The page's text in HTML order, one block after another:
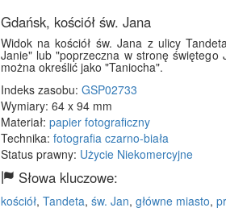
Gdańsk, kościół św. Jana
Widok na kościół św. Jana z ulicy
Janie" lub "poprzeczna w stronę świętego
można określić jako "Taniocha".
Indeks zasobu: GSP02733
Wymiary: 64 x 94 mm
Materiał: papier fotograficzny
Technika: fotografia czarno-biała
Status prawny: Użycie Niekomercyjne
Słowa kluczowe:
kościół, Tandeta, św. Jan, główne miasto,